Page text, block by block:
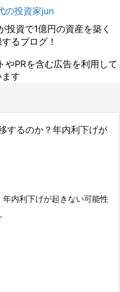
の投資家jun
投資で1億円の資産を築く
るブログ！
やPRを含む広告を利用して
ます
するのか？年内利下げが
内利下げが起きない可能性